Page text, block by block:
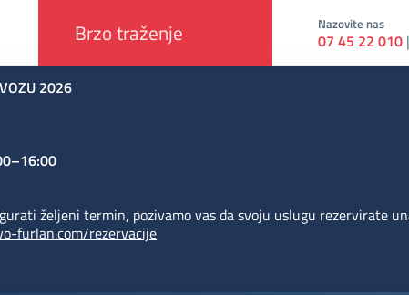
Nazovite nas
07 45 22 010 |
2026
željeni termin, pozivamo vas da svoju uslugu rezervirate
furlan.com/rezervacije